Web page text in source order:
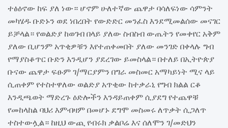
ተፅዕኖው ከፍ ያለ ነው። ሆኖም ሁለተኛው ጨዋታ ባሳለፍነው ሳምንት
መካሄዱ ቡድኑን ወደ ነበረበት የውድድር መንፈስ እንደሚመልሰው መናገር
ይቻላል። የወልድያ ከወገብ በላይ ያለው ስብስብ ውጤትን የመቀየር አቅም
ያለው ቢሆንም አጥቂዎቹን እየተጠቀመበት ያለው መንገድ በቀላሉ ግብ
የማያስቆጥር ቡድን እንዲሆን ያደረገው ይመስላል። በተለይ በኢትዮጵያ
ቡናው ጨዋታ ፍፁም ገ/ማርያምን በግራ መስመር አማካይነት ሚና ላይ
ሲጠቀም የተስተዋለው ወልድያ አጥቂው ከተቃራኒ የግብ ክልል ርቆ
እንዲጫወት ማድረጉ ዕድሎችን እንዳይጠቀም ሲያደግ የተጨዋቹ
የመከላከል ባህሪ እምብዛም በመሆኑ ደግሞ መስመሩ ለጥቃት ሲጋለጥ
ተስተውሏል። ከዚህ ውጪ የብሩክ ቃልቦሬ እና ሰለሞን ገ/መድህን